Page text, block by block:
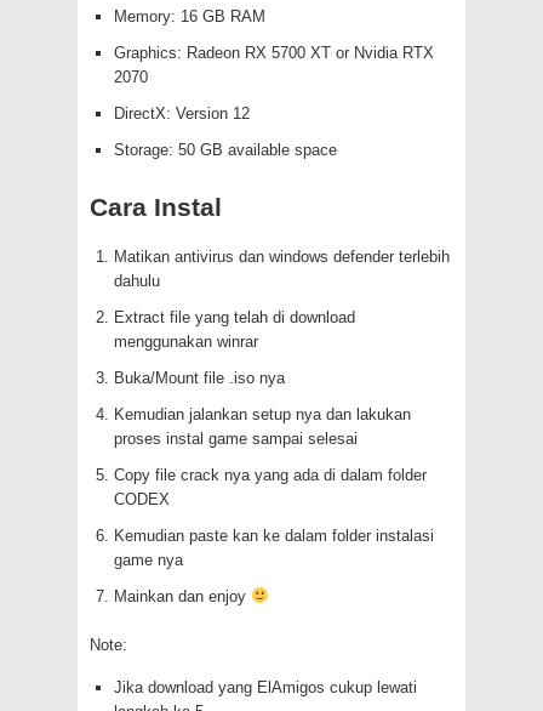
Memory: 16 GB RAM
Graphics: Radeon RX 5700 XT or Nvidia RTX
2070
DirectX: Version 12
Storage: 50 GB available space
Cara Instal
Matikan antivirus dan windows defender terlebih
dahulu
Extract file yang telah di download
menggunakan winrar
Buka/Mount file .iso nya
Kemudian jalankan setup nya dan lakukan
proses instal game sampai selesai
Copy file crack nya yang ada di dalam folder
CODEX
Kemudian paste kan ke dalam folder instalasi
game nya
Mainkan dan enjoy
Note:
Jika download yang ElAmigos cukup lewati